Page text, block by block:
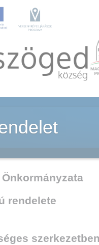
rendelete
szerkezetben